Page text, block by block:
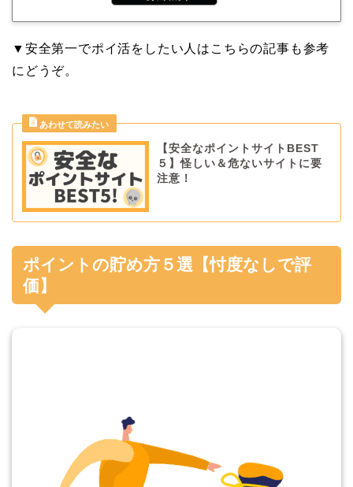
▼安全第一でポイ活をしたい人はこちらの記事も参考
にどうぞ。
【安全なポイントサイトBEST
５】怪しい＆危ないサイトに要
注意！
ポイントの貯め方５選【忖度なしで評
価】